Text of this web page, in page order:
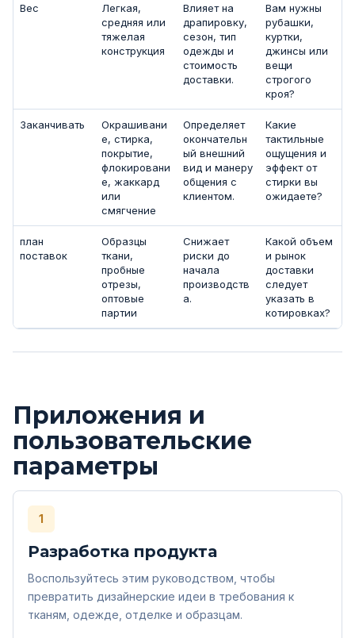
Вес
Легкая,
средняя или
тяжелая
конструкция
Влияет на
драпировку,
сезон, тип
одежды и
стоимость
доставки.
Вам нужны
рубашки,
куртки,
джинсы или
вещи
строгого
кроя?
Заканчивать
Окрашивани
е, стирка,
покрытие,
флокировани
е, жаккард
или
смягчение
Определяет
окончательн
ый внешний
вид и манеру
общения с
клиентом.
Какие
тактильные
ощущения и
эффект от
стирки вы
ожидаете?
план
поставок
Образцы
ткани,
пробные
отрезы,
оптовые
партии
Снижает
риски до
начала
производств
а.
Какой объем
и рынок
доставки
следует
указать в
котировках?
Приложения и
пользовательские
параметры
1
Разработка продукта
Воспользуйтесь этим руководством, чтобы
превратить дизайнерские идеи в требования к
тканям, одежде, отделке и образцам.